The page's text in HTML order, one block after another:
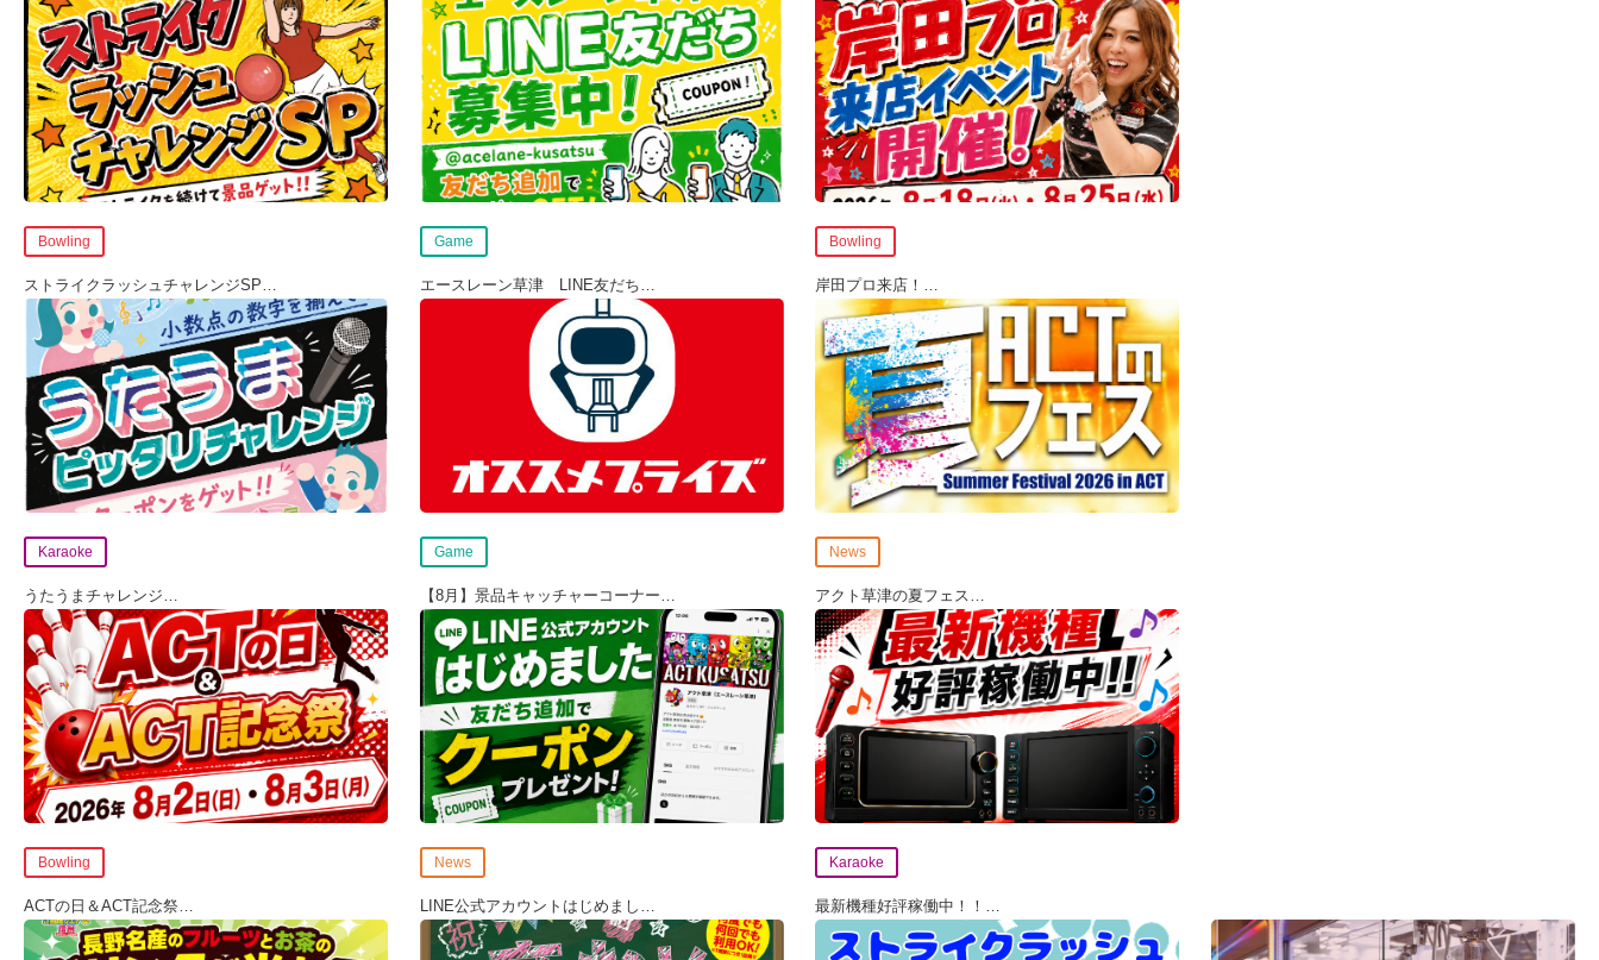
Bowling
ストライクラッシュチャレンジSP…
Game
エースレーン草津 LINE友だち…
Bowling
岸田プロ来店！ …
Karaoke
うたうまチャレンジ…
Game
【8月】景品キャッチャーコーナー…
News
アクト草津の夏フェス…
Bowling
ACTの日＆ACT記念祭…
News
LINE公式アカウントはじめまし …
Karaoke
最新機種好評稼働中！！ …